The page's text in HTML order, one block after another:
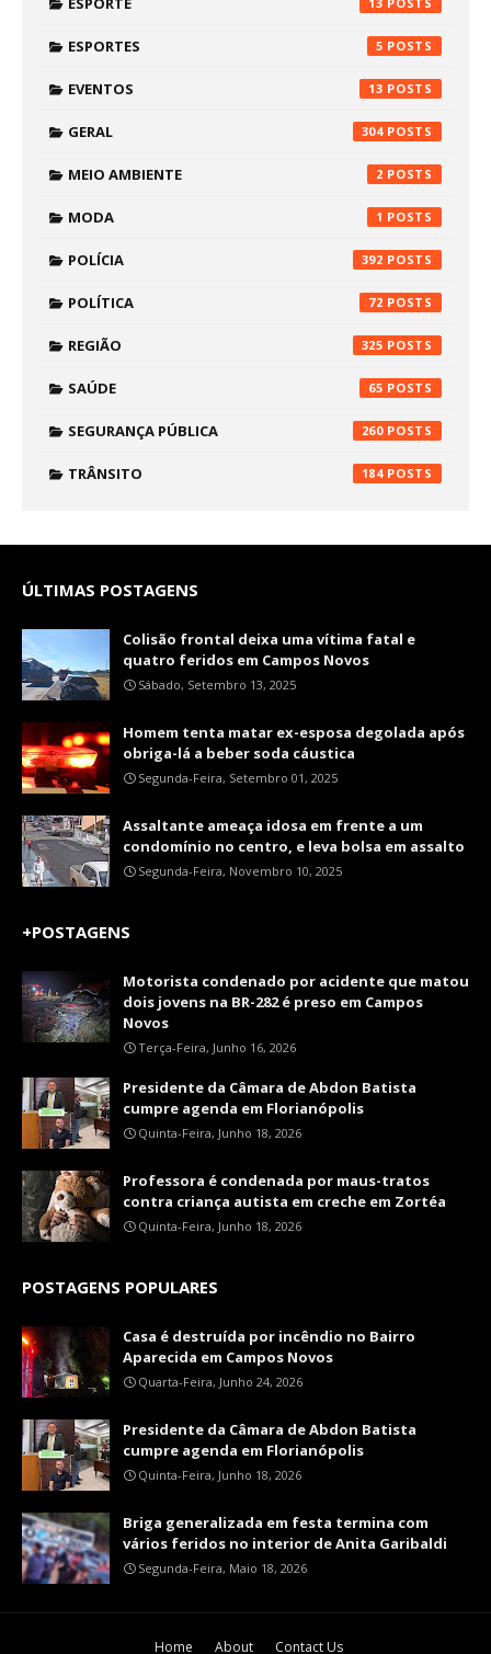
ESPORTES 5
EVENTOS 13
GERAL 304
MEIO AMBIENTE 2
MODA 1
POLÍCIA 392
POLÍTICA 72
REGIÃO 325
SAÚDE 65
SEGURANÇA PÚBLICA 260
TRÂNSITO 184
ÚLTIMAS POSTAGENS
Colisão frontal deixa uma vítima fatal e
quatro feridos em Campos Novos
Sábado, Setembro 13, 2025
Homem tenta matar ex-esposa degolada após
obriga-lá a beber soda cáustica
Segunda-Feira, Setembro 01, 2025
Assaltante ameaça idosa em frente a um
condomínio no centro, e leva bolsa em assalto
Segunda-Feira, Novembro 10, 2025
+POSTAGENS
Motorista condenado por acidente que matou
dois jovens na BR-282 é preso em Campos
Novos
Terça-Feira, Junho 16, 2026
Presidente da Câmara de Abdon Batista
cumpre agenda em Florianópolis
Quinta-Feira, Junho 18, 2026
Professora é condenada por maus-tratos
contra criança autista em creche em Zortéa
Quinta-Feira, Junho 18, 2026
POSTAGENS POPULARES
Casa é destruída por incêndio no Bairro
Aparecida em Campos Novos
Quarta-Feira, Junho 24, 2026
Presidente da Câmara de Abdon Batista
cumpre agenda em Florianópolis
Quinta-Feira, Junho 18, 2026
Briga generalizada em festa termina com
vários feridos no interior de Anita Garibaldi
Segunda-Feira, Maio 18, 2026
Home About Contact Us